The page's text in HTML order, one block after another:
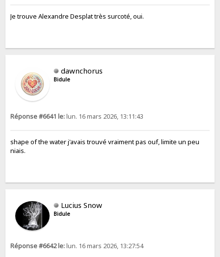
Je trouve Alexandre Desplat très surcoté, oui.
dawnchorus
Bidule
Réponse #6641 le:lun. 16 mars 2026, 13:11:43
shape of the water j'avais trouvé vraiment pas ouf, limite un peu
niais.
Lucius Snow
Bidule
Réponse #6642 le:lun. 16 mars 2026, 13:27:54